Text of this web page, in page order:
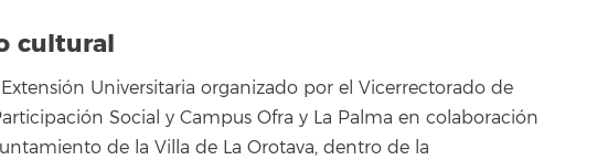
cultural
Universitaria organizado por el Vicerrectorado de
Social y Campus Ofra y La Palma en colaboración
de la Villa de La Orotava, dentro de la